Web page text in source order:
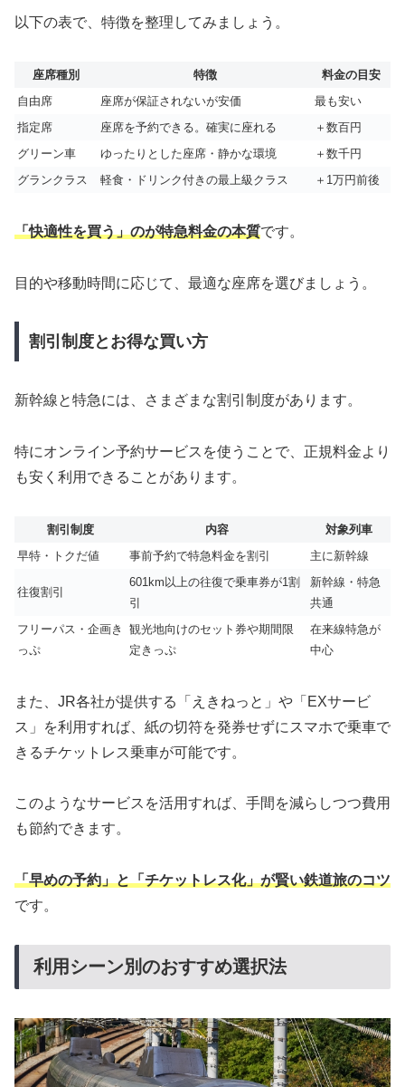
以下の表で、特徴を整理してみましょう。
座席種別 特徴
料金の目安
自由席
座席が保証されないが安価
最も安い
指定席
座席を予約できる。確実に座れる
＋数百円
グリーン車
ゆったりとした座席・静かな環境
＋数千円
グランクラス
軽食・ドリンク付きの最上級クラス ＋1万円前後
「快適性を買う」のが特急料金の本質です。
目的や移動時間に応じて、最適な座席を選びましょう。
割引制度とお得な買い方
新幹線と特急には、さまざまな割引制度があります。
特にオンライン予約サービスを使うことで、正規料金より
も安く利用できることがあります。
割引制度 内容
対象列車
早特・トクだ値
事前予約で特急料金を割引 主に新幹線
往復割引
601km以上の往復で乗車券が1割
引
新幹線・特急
共通
フリーパス・企画き
っぷ
観光地向けのセット券や期間限
定きっぷ
在来線特急が
中心
また、JR各社が提供する「えきねっと」や「EXサービ
ス」を利用すれば、紙の切符を発券せずにスマホで乗車で
きるチケットレス乗車が可能です。
このようなサービスを活用すれば、手間を減らしつつ費用
も節約できます。
「早めの予約」と「チケットレス化」が賢い鉄道旅のコツ
です。
利用シーン別のおすすめ選択法